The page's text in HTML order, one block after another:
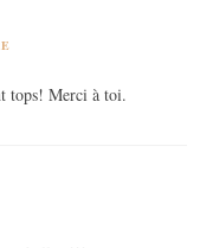
tops! Merci à toi.